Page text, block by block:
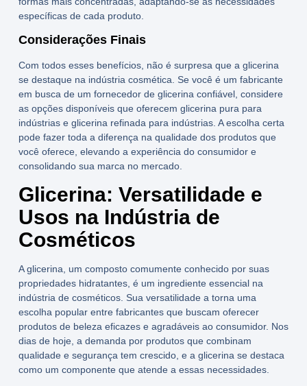
específicas de cada produto.
Considerações Finais
Com todos esses benefícios, não é surpresa que a glicerina
se destaque na indústria cosmética . Se você é um fabricante
em busca de um fornecedor de glicerina confiável, considere
as opções disponíveis que oferecem glicerina pura para
indústriase glicerina refinada para indústrias. A escolha certa
pode fazer toda a diferença na qualidade dos produtos que
você oferece, elevando a experiência do consumidor e
consolidando sua marca no mercado.
Glicerina: Versatilidade e
Usos na Indústria de
Cosméticos
A glicerina, um composto comumente conhecido por suas
propriedades hidratantes, é um ingrediente essencial na
indústria de cosméticos. Sua versatilidade a torna uma
escolha popular entre fabricantes que buscam oferecer
produtos de beleza eficazes e agradáveis ao consumidor. Nos
dias de hoje, a demanda por produtos que combinam
qualidade e segurança tem crescido, e a glicerina se destaca
como um componente que atende a essas necessidades.